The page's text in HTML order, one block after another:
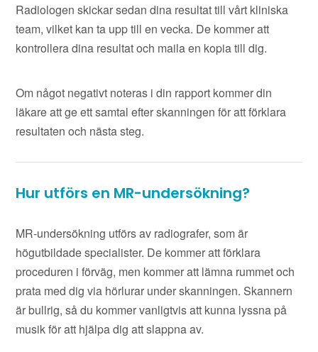
Radiologen skickar sedan dina resultat till vårt kliniska
team, vilket kan ta upp till en vecka. De kommer att
kontrollera dina resultat och maila en kopia till dig.
Om något negativt noteras i din rapport kommer din
läkare att ge ett samtal efter skanningen för att förklara
resultaten och nästa steg.
Hur utförs en MR-undersökning?
MR-undersökning utförs av radiografer, som är
högutbildade specialister. De kommer att förklara
proceduren i förväg, men kommer att lämna rummet och
prata med dig via hörlurar under skanningen. Skannern
är bullrig, så du kommer vanligtvis att kunna lyssna på
musik för att hjälpa dig att slappna av.